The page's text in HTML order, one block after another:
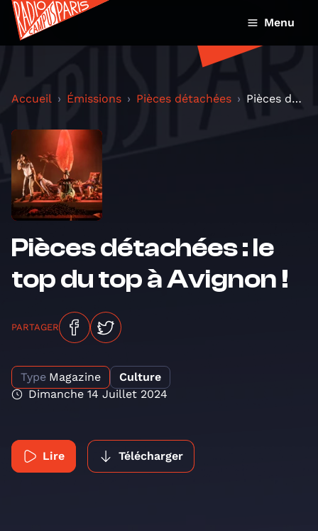
Menu
Accueil Émissions Pièces détachées Pièces détachées : le top du top à Avignon !
Pièces détachées : le
top du top à Avignon !
PARTAGER
Type Magazine
Culture
Dimanche 14 Juillet 2024
Lire Télécharger